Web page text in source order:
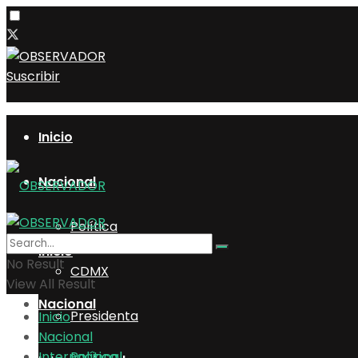
Suscribir
Inicio
Nacional
Política
CDMX
Presidenta
Inicio
Nacional
No Result
View All Result
Inicio
Nacional